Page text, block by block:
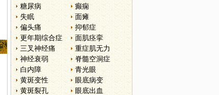
糖尿病
癫痫
失眠
面瘫
偏头痛
抑郁症
更年期综合症
面肌痉挛
三叉神经痛
重症肌无力
神经衰弱
脊髓空洞症
白内障
青光眼
黄斑变性
眼底病变
黄斑裂孔
眼底出血